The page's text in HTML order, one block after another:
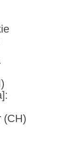
(CH)